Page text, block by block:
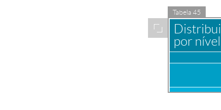
Ampliar
Tabela 45
por